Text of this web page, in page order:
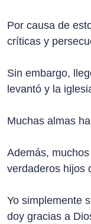
Por causa de
críticas y
Sin embargo,
levantó y la
Muchas almas
Además,
verdaderos hijos
Yo simplemente
doy gracias a